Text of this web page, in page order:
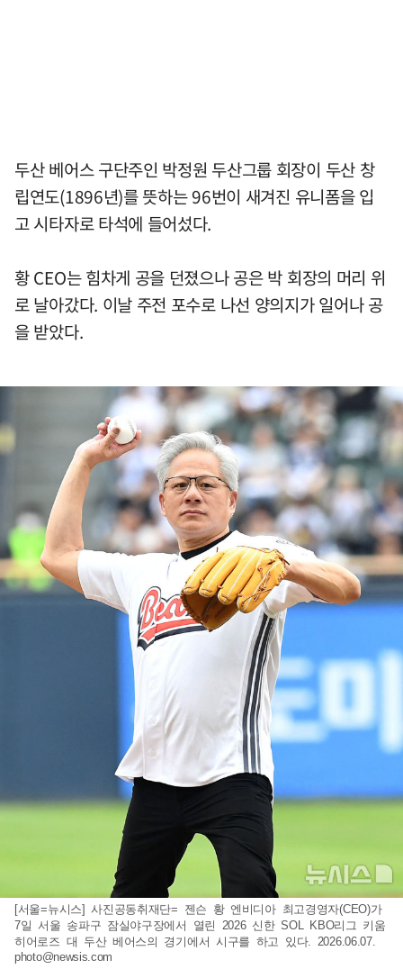
두산 베어스 구단주인 박정원 두산그룹 회장이 두산 창
립연도(1896년)를 뜻하는 96번이 새겨진 유니폼을 입
고 시타자로 타석에 들어섰다.
황 CEO는 힘차게 공을 던졌으나 공은 박 회장의 머리 위
로 날아갔다. 이날 주전 포수로 나선 양의지가 일어나 공
을 받았다.
[서울=뉴시스] 사진공동취재단= 젠슨 황 엔비디아 최고경영자(CEO)가
7일 서울 송파구 잠실야구장에서 열린 2026 신한 SOL KBO리그 키움
히어로즈 대 두산 베어스의 경기에서 시구를 하고 있다. 2026.06.07.
photo@newsis.com